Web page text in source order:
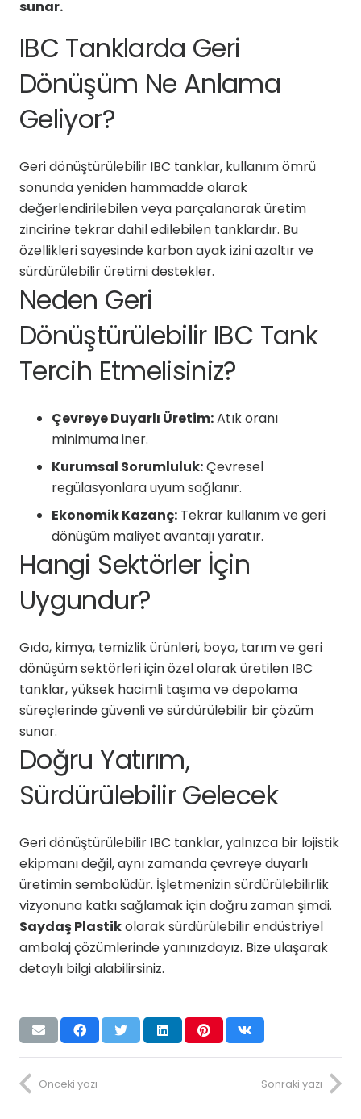
sunar.
IBC Tanklarda Geri
Dönüşüm Ne Anlama
Geliyor?
Geri dönüştürülebilir IBC tanklar, kullanım ömrü
sonunda yeniden hammadde olarak
değerlendirilebilen veya parçalanarak üretim
zincirine tekrar dahil edilebilen tanklardır. Bu
özellikleri sayesinde karbon ayak izini azaltır ve
sürdürülebilir üretimi destekler.
Neden Geri
Dönüştürülebilir IBC Tank
Tercih Etmelisiniz?
Çevreye Duyarlı Üretim:Atık oranı
minimuma iner.
Kurumsal Sorumluluk:Çevresel
regülasyonlara uyum sağlanır.
Ekonomik Kazanç: Tekrar kullanım ve geri
dönüşüm maliyet avantajı yaratır.
Hangi Sektörler İçin
Uygundur?
Gıda, kimya, temizlik ürünleri, boya, tarım ve geri
dönüşüm sektörleri için özel olarak üretilen IBC
tanklar, yüksek hacimli taşıma ve depolama
süreçlerinde güvenli ve sürdürülebilir bir çözüm
sunar.
Doğru Yatırım,
Sürdürülebilir Gelecek
Geri dönüştürülebilir IBC tanklar, yalnızca bir lojistik
ekipmanı değil, aynı zamanda çevreye duyarlı
üretimin sembolüdür. İşletmenizin sürdürülebilirlik
vizyonuna katkı sağlamak için doğru zaman şimdi.
Saydaş Plastikolarak sürdürülebilir endüstriyel
ambalaj çözümlerinde yanınızdayız. Bize ulaşarak
detaylı bilgi alabilirsiniz.
Önceki yazı Sonraki yazı